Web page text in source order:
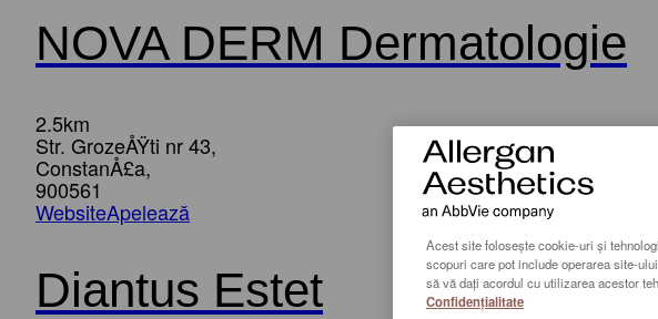
NOVA DERM Dermatologie
2.5km
Str. GrozeÅŸti nr 43,
ConstanÅ£a,
900561
WebsiteApelează
Diantus Estet
Acest site folosește cookie-uri și
scopuri care pot include operarea site-
să vă dați acordul cu utilizarea acestor
Confidențialitate